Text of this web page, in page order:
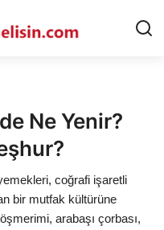
Ne Yenir?
coğrafi işaretli
bir mutfak kültürüne
arabaşı çorbası,